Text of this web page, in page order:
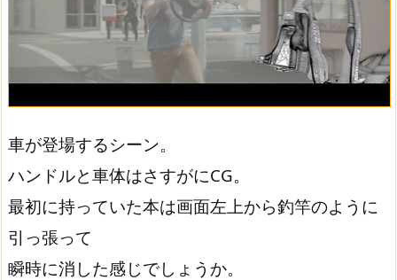
車が登場するシーン。
ハンドルと車体はさすがにCG。
最初に持っていた本は画面左上から釣竿のように
引っ張って
瞬時に消した感じでしょうか。